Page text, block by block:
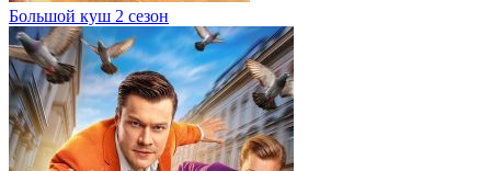
Большой куш 2 сезон